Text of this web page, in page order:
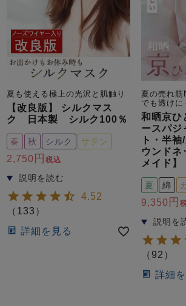
春 夏 秋
売れ筋ランキング
- Item Ranking -
すべての季節のパジャマ一覧はこ
ズ
パジャマ
ガールズ半
ガールズ前開
ガールズ
り
ボーイズ半袖
ボーイズ前
き
夏も使える極上の光沢と肌触り
【改良版】 シルクマス
ク 日本製 シルク100％
春 秋 シルク サテン
2,750 税込
4.52
（ 133 ）
詳細を見る
夏の売れ筋
でも透けに
和晒京ひ
ースパジ
ト・半
ウンドネ
メイド】
夏 綿
9,350
（ 92 ）
詳細